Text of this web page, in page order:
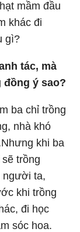
mầm đầu
khác đi
gì?
tác, mà
đồng ý sao?
ba chỉ trồng
nhà khó
khi ba
trồng
người ta,
khi trồng
đi học
sóc hoa.